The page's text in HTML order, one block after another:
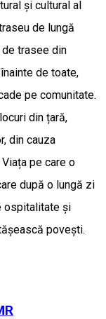
și cultural al
de lungă
trasee din
de toate,
pe comunitate.
din țară,
din cauza
pe care o
după o lungă zi
ospitalitate și
povești.